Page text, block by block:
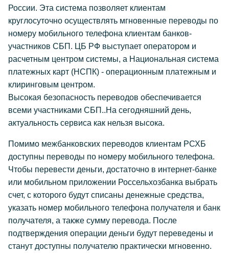
России. Эта система позволяет клиентам
круглосуточно осуществлять мгновенные переводы по
номеру мобильного телефона клиентам банков-
участников СБП. ЦБ РФ выступает оператором и
расчетным центром системы, а Национальная система
платежных карт (НСПК) - операционным платежным и
клиринговым центром.
Высокая безопасность переводов обеспечивается
всеми участниками СБП..На сегодняшний день,
актуальность сервиса как нельзя высока.
Помимо межбанковских переводов клиентам РСХБ
доступны переводы по номеру мобильного телефона.
Чтобы перевести деньги, достаточно в интернет-банке
или мобильном приложении Россельхозбанка выбрать
счет, с которого будут списаны денежные средства,
указать номер мобильного телефона получателя и банк
получателя, а также сумму перевода. После
подтверждения операции деньги будут переведены и
станут доступны получателю практически мгновенно.